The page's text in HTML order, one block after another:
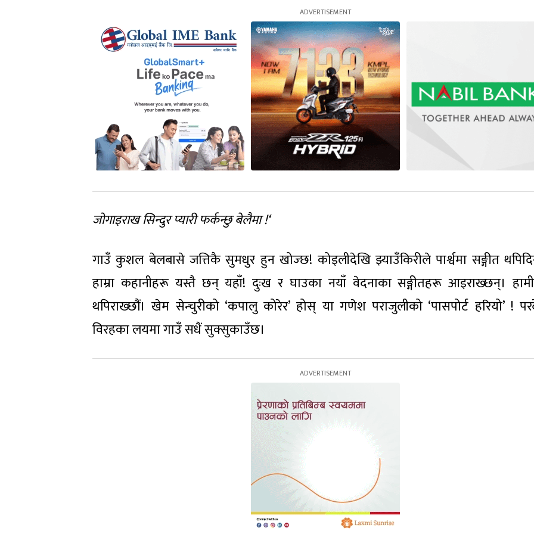
जोगाइराख सिन्दुर प्यारी फर्कन्छु बेलैमा !‘
गाउँ कुशल बेलबासे जत्तिकै सुमधुर हुन खोज्छ! कोइलीदेखि झ्याउँकिरीले पार्श्वमा सङ्गीत
हाम्रा कहानीहरू यस्तै छन् यहाँ! दुःख र घाउका नयाँ वेदनाका सङ्गीतहरू आइराख्छन्।
थपिराख्छौं। खेम सेन्चुरीको ‘कपालु कोरेर’ होस् या गणेश पराजुलीको ‘पासपोर्ट हरियो’ !
विरहका लयमा गाउँ सधैं सुक्सुकाउँछ।